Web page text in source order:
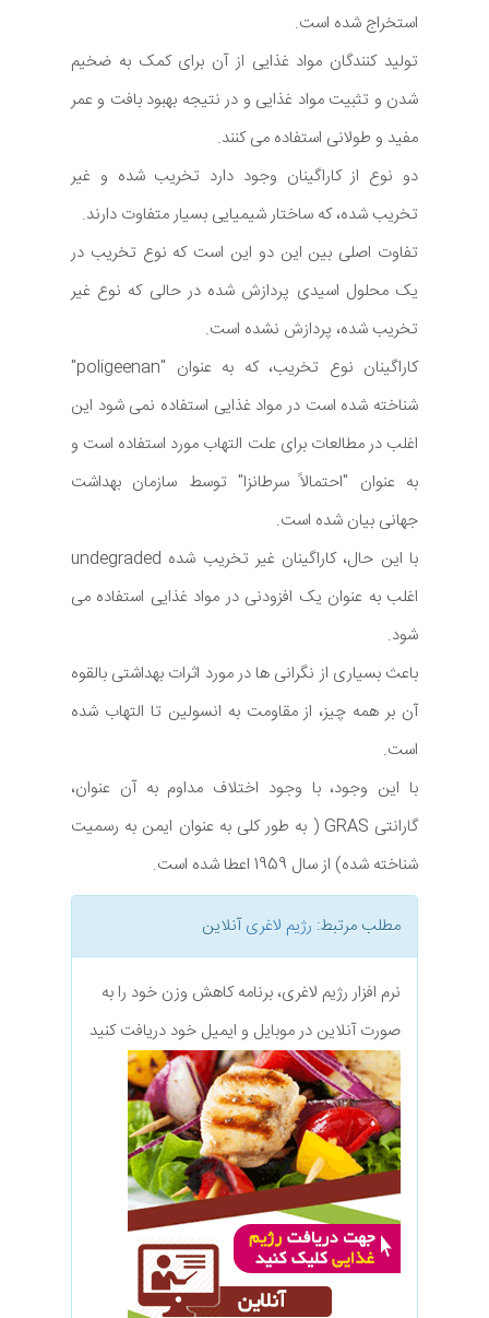
استخراج شده است.
تولید کنندگان مواد غذایی از آن برای کمک به ضخیم
شدن و تثبیت مواد غذایی و در نتیجه بهبود بافت و عمر
مفید و طولانی استفاده می کنند.
دو نوع از کاراگینان وجود دارد تخریب شده و غیر
تخریب شده، که ساختار شیمیایی بسیار متفاوت دارند.
تفاوت اصلی بین این دو این است که نوع تخریب در
یک محلول اسیدی پردازش شده در حالی که نوع غیر
تخریب شده، پردازش نشده است.
کاراگینان نوع تخریب، که به عنوان "poligeenan"
شناخته شده است در مواد غذایی استفاده نمی شود این
اغلب در مطالعات برای علت التهاب مورد استفاده است و
به عنوان "احتمالاً سرطانزا" توسط سازمان بهداشت
جهانی بیان شده است.
با این حال، کاراگینان غیر تخریب شده undegraded
اغلب به عنوان یک افزودنی در مواد غذایی استفاده می
شود.
باعث بسیاری از نگرانی ها در مورد اثرات بهداشتی بالقوه
آن بر همه چیز، از مقاومت به انسولین تا التهاب شده
است.
با این وجود، با وجود اختلاف مداوم به آن عنوان،
گارانتی GRAS ( به طور کلی به عنوان ایمن به رسمیت
شناخته شده) از سال 1959 اعطا شده است.
مطلب مرتبط: رژیم لاغریآنلاین
نرم افزار رژیم لاغری، برنامه کاهش وزن خود را به
صورت آنلاین در موبایل و ایمیل خود دریافت کنید